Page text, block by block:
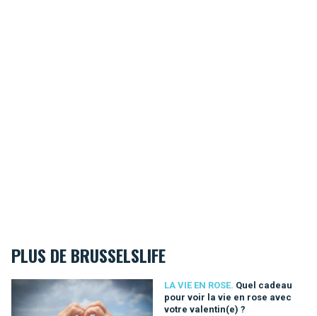
PLUS DE BRUSSELSLIFE
LA VIE EN ROSE. Quel cadeau
pour voir la vie en rose avec
votre valentin(e) ?
Quel cadeau pour voir la vie en rose avec votre valentin(e) ?